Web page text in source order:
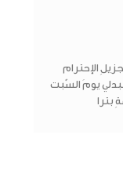
الإحترام
يومَ السّبت